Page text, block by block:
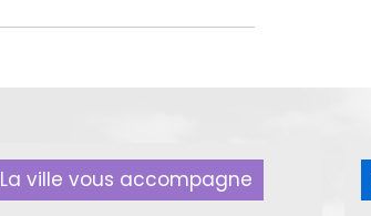
La ville vous accompagne